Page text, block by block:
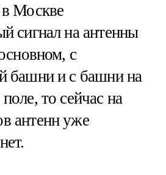
Москве
сигнал на антенны
с
башни и с башни на
то сейчас на
антенн уже